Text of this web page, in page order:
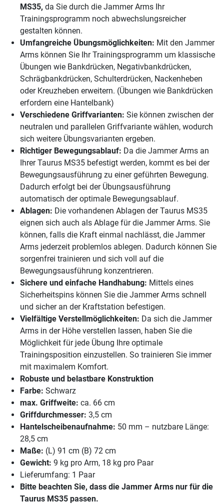
MS35, da Sie durch die Jammer Arms Ihr
Trainingsprogramm noch abwechslungsreicher
gestalten können.
Umfangreiche Übungsmöglichkeiten: Mit den Jammer
Arms können Sie Ihr Trainingsprogramm um klassische
Übungen wie Bankdrücken, Negativbankdrücken,
Schrägbankdrücken, Schulterdrücken, Nackenheben
oder Kreuzheben erweitern. (Übungen wie Bankdrücken
erfordern eine Hantelbank)
Verschiedene Griffvarianten: Sie können zwischen der
neutralen und parallelen Griffvariante wählen, wodurch
sich weitere Übungsvarianten ergeben.
Richtiger Bewegungsablauf: Da die Jammer Arms an
Ihrer Taurus MS35 befestigt werden, kommt es bei der
Bewegungsausführung zu einer geführten Bewegung.
Dadurch erfolgt bei der Übungsausführung
automatisch der optimale Bewegungsablauf.
Ablagen: Die vorhandenen Ablagen der Taurus MS35
eignen sich auch als Ablage für die Jammer Arms. Sie
können, falls die Kraft einmal nachlässt, die Jammer
Arms jederzeit problemlos ablegen. Dadurch können Sie
sorgenfrei trainieren und sich voll auf die
Bewegungsausführung konzentrieren.
Sichere und einfache Handhabung: Mittels eines
Sicherheitspins können Sie die Jammer Arms schnell
und sicher an der Kraftstation befestigen.
Vielfältige Verstellmöglichkeiten: Da sich die Jammer
Arms in der Höhe verstellen lassen, haben Sie die
Möglichkeit für jede Übung Ihre optimale
Trainingsposition einzustellen. So trainieren Sie immer
mit maximalem Komfort.
Robuste und belastbare Konstruktion
Farbe: Schwarz
max. Griffweite: ca. 66 cm
Griffdurchmesser: 3,5 cm
Hantelscheibenaufnahme: 50 mm – nutzbare Länge:
28,5 cm
Maße: (L) 91 cm (B) 72 cm
Gewicht: 9 kg pro Arm, 18 kg pro Paar
Lieferumfang: 1 Paar
Bitte beachten Sie, dass die Jammer Arms nur für die
Taurus MS35 passen.